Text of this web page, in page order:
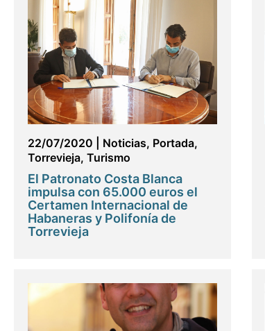
22/07/2020 Noticias, Portada,
Torrevieja, Turismo
El Patronato Costa Blanca
impulsa con 65.000 euros el
Certamen Internacional de
Habaneras y Polifonía de
Torrevieja